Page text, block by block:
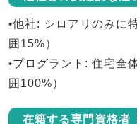
•他社: シロアリのみに
囲15%）
•プログラント : 住宅全
囲100%）
在籍する専門資格者